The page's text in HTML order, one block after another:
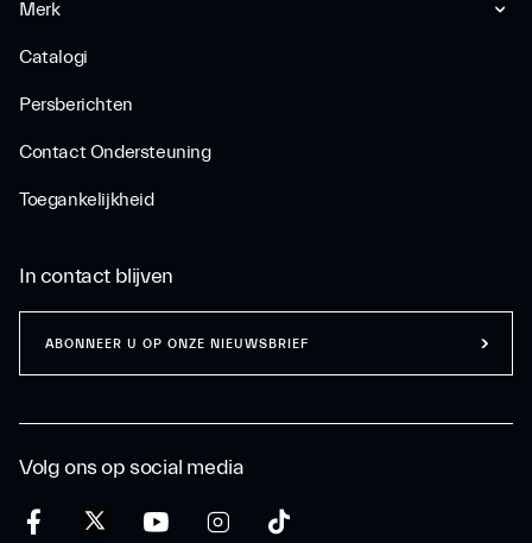
Merk
Catalogi
Persberichten
Contact Ondersteuning
Toegankelijkheid
Volg ons op social media
In contact blijven
ABONNEER U OP ONZE NIEUWSBRIEF